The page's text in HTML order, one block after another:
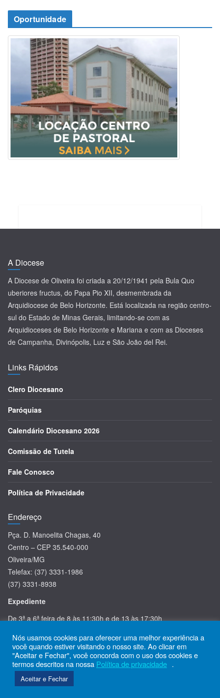
Oportunidade
A Diocese
A Diocese de Oliveira foi criada a 20/12/1941 pela Bula Quo
uberiores fructus, do Papa Pio XII, desmembrada da
Arquidiocese de Belo Horizonte. Está localizada na região centro-
sul do Estado de Minas Gerais, limitando-se com as
Arquidioceses de Belo Horizonte e Mariana e com as Dioceses
de Campanha, Divinópolis, Luz e São João del Rei.
Links Rápidos
Clero Diocesano
Paróquias
Calendário Diocesano 2026
Comissão de Tutela
Fale Conosco
Política de Privacidade
Endereço
Pça. D. Manoelita Chagas, 40
Centro – CEP 35.540-000
Oliveira/MG
Telefax: (37) 3331-1986
(37) 3331-8938
Expediente
De 3ª a 6ª feira de 8 às 11:30h e de 13 às 17:30h
Copyright © 2026Diocese Oliveira
Tema:ColorMagpor ThemeGrill. Powered by
Nós usamos cookies para oferecer uma melhor experiência a
você quando estiver visitando o nosso site. Ao clicar em
"Aceitar e Fechar", você concorda com o uso dos cookies e
termos descritos na nossa Política de privacidade .
Aceitar e Fechar